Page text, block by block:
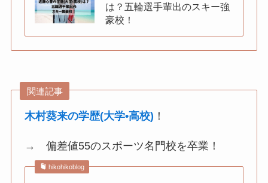
は？五輪選手輩出のスキー強
豪校！
関連記事
木村葵来の学歴(大学•高校) ！
→ 偏差値55のスポーツ名門校を卒業！
hikohikoblog